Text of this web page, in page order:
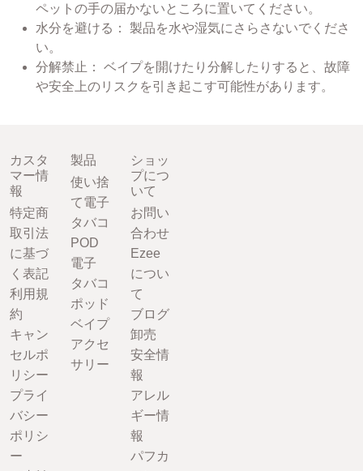
ペットの手の届かないところに置いてください。
水分を避ける： 製品を水や湿気にさらさないでくださ
い。
分解禁止： ベイプを開けたり分解したりすると、故障
や安全上のリスクを引き起こす可能性があります。
カスタ
マー情
報
特定商
取引法
に基づ
く表記
利用規
約
キャン
セルポ
リシー
プライ
バシー
ポリシ
ー
製品
使い捨
て電子
タバコ
POD
電子
タバコ
ポッド
ベイプ
アクセ
サリー
ショッ
プにつ
いて
お問い
合わせ
Ezee
につい
て
ブログ
卸売
安全情
報
アレル
ギー情
報
パフカ